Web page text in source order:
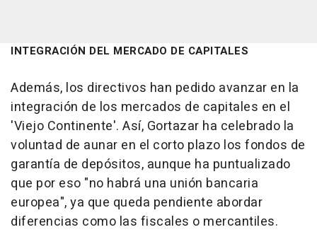
INTEGRACIÓN DEL MERCADO DE CAPITALES
Además, los directivos han pedido avanzar en la
integración de los mercados de capitales en el
'Viejo Continente'. Así, Gortazar ha celebrado la
voluntad de aunar en el corto plazo los fondos de
garantía de depósitos, aunque ha puntualizado
que por eso "no habrá una unión bancaria
europea", ya que queda pendiente abordar
diferencias como las fiscales o mercantiles.